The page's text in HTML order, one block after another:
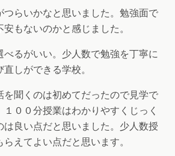
つらいかなと思いました。勉強面で
もないのかと感じました。
べるがいい。少人数で勉強を丁寧に
しができる学校。
を聞くのは初めてだったので見学で
００分授業はわかりやすくじっく
は良い点だと思いました。少人数授
えてよい点だと思います。